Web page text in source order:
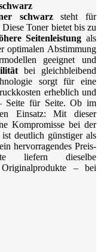
schwarzsteht für
Toner bietet bis zu
Seitenleistung als
optimalen Abstimmung
geeignet und
bei gleichbleibend
sorgt für eine
erheblich und
Seite für Seite. Ob im
Einsatz: Mit dieser
Kompromisse bei der
deutlich günstiger als
hervorragendes Preis-
liefern dieselbe
– bei